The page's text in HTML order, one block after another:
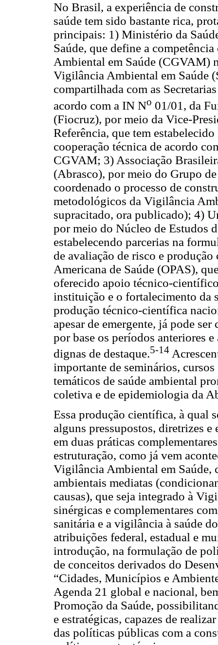
No Brasil, a experiência de
saúde tem sido bastante rica,
principais: 1) Ministério da
Saúde, que define a
Ambiental em Saúde (CGVAM)
Vigilância Ambiental em Saúde
compartilhada com as
acordo com a IN No 01/01, da
(Fiocruz), por meio da Vice-
Referência, que tem
cooperação técnica de acordo
CGVAM; 3) Associação
(Abrasco), por meio do Grupo
coordenado o processo de
metodológicos da Vigilância
supracitado, ora publicado); 4)
por meio do Núcleo de Estudos
estabelecendo parcerias na
de avaliação de risco e
Americana de Saúde (OPAS),
oferecido apoio técnico-
instituição e o fortalecimento da
produção técnico-científica
apesar de emergente, já pode
por base os períodos anteriores
dignas de destaque.5-14
importante de seminários,
temáticos de saúde ambiental
coletiva e de epidemiologia da
Essa produção científica, à qual
alguns pressupostos, diretrizes
em duas práticas
estruturação, como já vem
Vigilância Ambiental em Saúde,
ambientais mediatas
causas), que seja integrado à
sinérgicas e complementares
sanitária e a vigilância à saúde
atribuições federal, estadual e
introdução, na formulação de
de conceitos derivados do
“Cidades, Municípios e
Agenda 21 global e nacional,
Promoção da Saúde,
e estratégicas, capazes de
das políticas públicas com a